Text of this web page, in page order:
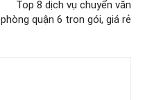
Top 8 dịch vụ chuyển văn
phòng quận 6 trọn gói, giá rẻ